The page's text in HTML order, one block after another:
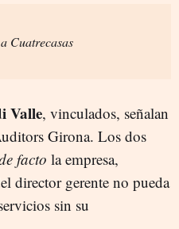
Cuatrecasas
Valle, vinculados, señalan
Girona. Los dos
facto la empresa,
director gerente no pueda
sin su